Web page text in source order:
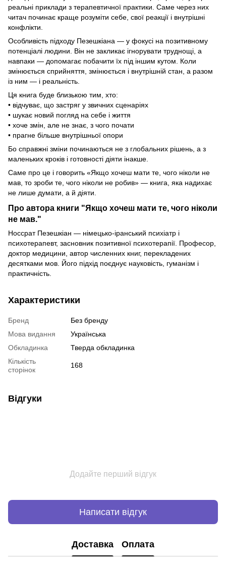
реальні приклади з терапевтичної практики. Саме через них
читач починає краще розуміти себе, свої реакції і внутрішні
конфлікти.
Особливість підходу Пезешкіана — у фокусі на позитивному
потенціалі людини. Він не закликає ігнорувати труднощі, а
навпаки — допомагає побачити їх під іншим кутом. Коли
змінюється сприйняття, змінюється і внутрішній стан, а разом
із ним — і реальність.
Ця книга буде близькою тим, хто:
• відчуває, що застряг у звичних сценаріях
• шукає новий погляд на себе і життя
• хоче змін, але не знає, з чого почати
• прагне більше внутрішньої опори
Бо справжні зміни починаються не з глобальних рішень, а з
маленьких кроків і готовності діяти інакше.
Саме про це і говорить «Якщо хочеш мати те, чого ніколи не
мав, то зроби те, чого ніколи не робив» — книга, яка надихає
не лише думати, а й діяти.
Про автора книги "Якщо хочеш мати те, чого ніколи
не мав."
Носсрат Пезешкіан — німецько-іранський психіатр і
психотерапевт, засновник позитивної психотерапії. Професор,
доктор медицини, автор численних книг, перекладених
десятками мов. Його підхід поєднує науковість, гуманізм і
практичність.
Характеристики
Бренд
Без бренду
Мова видання
Українська
Обкладинка
Тверда обкладинка
Кількість
сторінок
168
Відгуки
Додайте перший відгук
Написати відгук
Доставка Оплата